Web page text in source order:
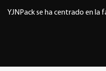
YJNPack se ha centrado en la